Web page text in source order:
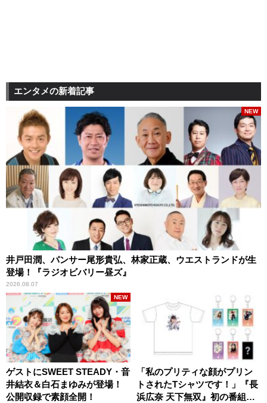
エンタメの新着記事
井戸田潤、パンサー尾形貴弘、林家正蔵、ウエストランドが生
登場！『ラジオビバリー昼ズ』
2026.08.07
NEW
ゲストにSWEET STEADY・音
井結衣＆白石まゆみが登場！
公開収録で素顔全開！
NEW
「私のプリティな顔がプリン
トされたTシャツです！」『長
浜広奈 天下無双』初の番組グ